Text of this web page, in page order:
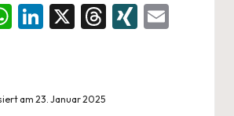
W
s
Li
dI
X
T
XI
am 23. Januar 2025